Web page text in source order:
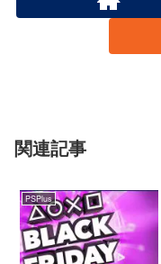
関連記事
PSPlus